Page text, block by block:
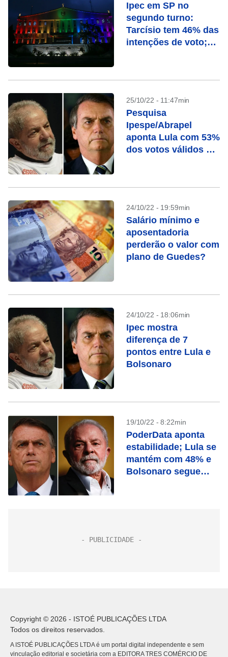
Ipec em SP no
segundo turno:
Tarcísio tem 46% das
intenções de voto;
25/10/22 - 11:47min
Pesquisa
Ipespe/Abrapel
aponta Lula com 53%
dos votos válidos e
24/10/22 - 19:59min
Salário mínimo e
aposentadoria
perderão o valor com
plano de Guedes?
24/10/22 - 18:06min
Ipec mostra
diferença de 7
pontos entre Lula e
Bolsonaro
19/10/22 - 8:22min
PoderData aponta
estabilidade; Lula se
mantém com 48% e
Bolsonaro segue
Copyright © 2026 - ISTOÉ PUBLICAÇÕES LTDA
Todos os direitos reservados.
A ISTOÉ PUBLICAÇÕES LTDA é um portal digital independente e sem
vinculação editorial e societária com a EDITORA TRES COMÉRCIO DE